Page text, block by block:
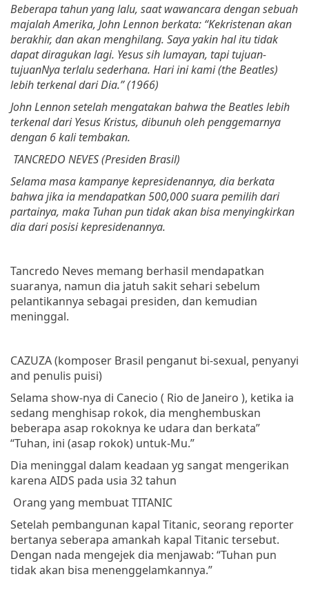
Beberapa tahunyanglalu, saat wawancaradengansebuah
majalahAmerika, John Lennonberkata: “Kekristenanakan
berakhir, danakanmenghilang. Sayayakinhalitu tidak
dapatdiragukanlagi. Yesussihlumayan, tapi tujuan-
tujuanNya terlalusederhana. Hariinikami(the Beatles)
lebih terkenaldariDia.”(1966)
John Lennonsetelahmengatakanbahwa the Beatleslebih
terkenaldari YesusKristus, dibunuholehpenggemarnya
dengan 6 kalitembakan.
TANCREDO NEVES (PresidenBrasil)
Selamamasakampanyekepresidenannya, diaberkata
bahwajikaiamendapatkan500,000suarapemilihdari
partainya, maka Tuhanpun tidakakanbisamenyingkirkan
diadariposisikepresidenannya.
Tancredo Neves memang berhasil mendapatkan
suaranya, namun dia jatuh sakitsehari sebelum
pelantikannya sebagai presiden, dan kemudian
meninggal.
CAZUZA(komposer Brasil penganut bi-sexual, penyanyi
and penulis puisi)
Selama show-nya di Canecio ( Rio de Janeiro ), ketika ia
sedang menghisap rokok, dia menghembuskan
beberapa asap rokoknya ke udara dan berkata”
“Tuhan, ini (asap rokok) untuk-Mu.”
Dia meninggal dalam keadaan yg sangat mengerikan
karena AIDS pada usia 32tahun
Orang yang membuatTITANIC
Setelah pembangunan kapal Titanic, seorang reporter
bertanya seberapa amankah kapal Titanic tersebut.
Dengan nada mengejek dia menjawab: “Tuhan pun
tidak akan bisa menenggelamkannya.”